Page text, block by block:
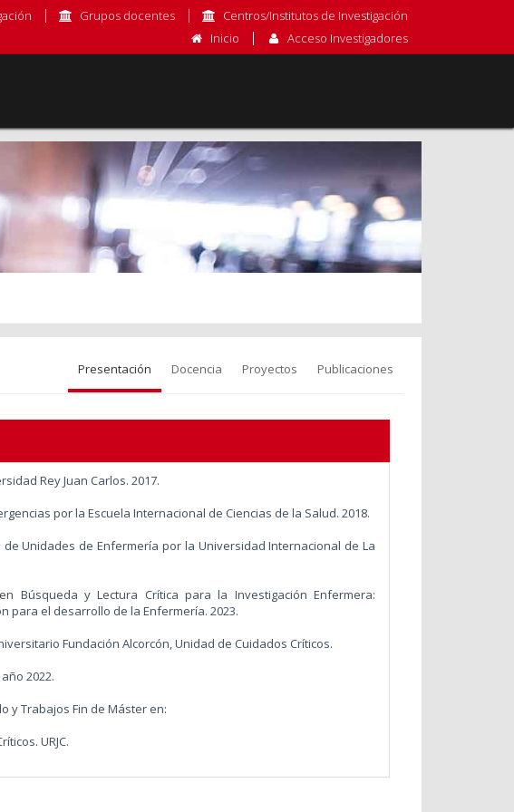
Grupos docentes
Centros/Institutos de Investigación
Inicio
Acceso Investigadores
Presentación Docencia Proyectos Publicaciones
Rey Juan Carlos. 2017.
por la Escuela Internacional de Ciencias de la Salud. 2018.
Unidades de Enfermería por la Universidad Internacional de La
Búsqueda y Lectura Crítica para la Investigación Enfermera:
para el desarrollo de la Enfermería. 2023.
Fundación Alcorcón, Unidad de Cuidados Críticos.
2022.
y Trabajos Fin de Máster en:
URJC.